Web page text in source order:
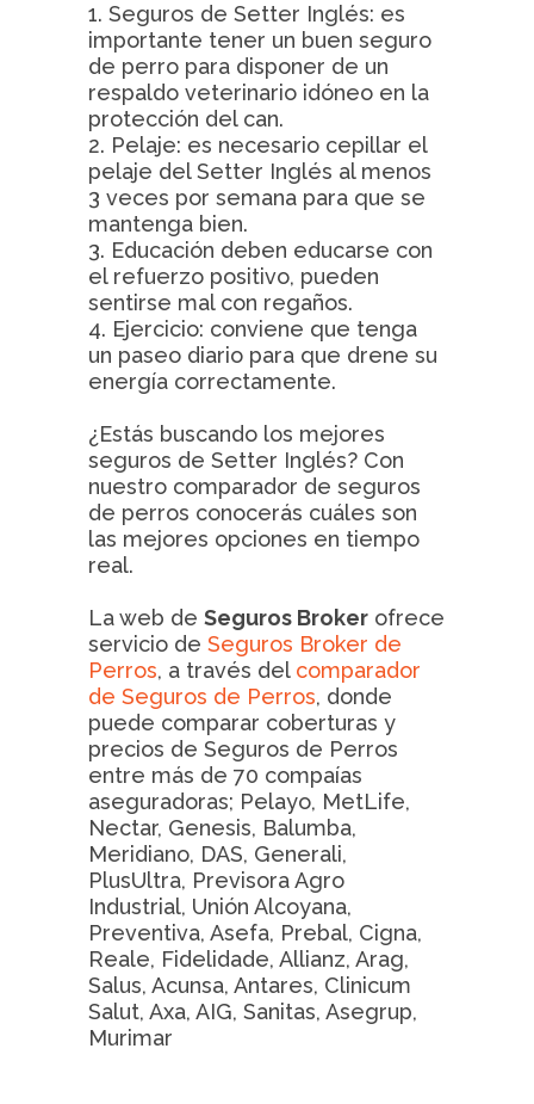
1. Seguros de Setter Inglés: es
importante tener un buen seguro
de perro para disponer de un
respaldo veterinario idóneo en la
protección del can.
2. Pelaje: es necesario cepillar el
pelaje del Setter Inglés al menos
3 veces por semana para que se
mantenga bien.
3. Educación deben educarse con
el refuerzo positivo, pueden
sentirse mal con regaños.
4. Ejercicio: conviene que tenga
un paseo diario para que drene su
energía correctamente.
¿Estás buscando los mejores
seguros de Setter Inglés? Con
nuestro comparador de seguros
de perros conocerás cuáles son
las mejores opciones en tiempo
real.
La web de Seguros Broker ofrece
servicio de Seguros Broker de
Perros, a través del comparador
de Seguros de Perros, donde
puede comparar coberturas y
precios de Seguros de Perros
entre más de 70 compaías
aseguradoras; Pelayo, MetLife,
Nectar, Genesis, Balumba,
Meridiano, DAS, Generali,
PlusUltra, Previsora Agro
Industrial, Unión Alcoyana,
Preventiva, Asefa, Prebal, Cigna,
Reale, Fidelidade, Allianz, Arag,
Salus, Acunsa, Antares, Clinicum
Salut, Axa, AIG, Sanitas, Asegrup,
Murimar